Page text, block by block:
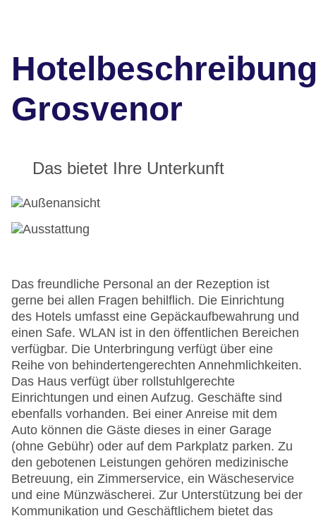
Grosvenor
Das bietet Ihre Unterkunft
Das freundliche Personal an der Rezeption ist
gerne bei allen Fragen behilflich. Die Einrichtung
des Hotels umfasst eine Gepäckaufbewahrung und
einen Safe. WLAN ist in den öffentlichen Bereichen
verfügbar. Die Unterbringung verfügt über eine
Reihe von behindertengerechten Annehmlichkeiten.
Das Haus verfügt über rollstuhlgerechte
Einrichtungen und einen Aufzug. Geschäfte sind
ebenfalls vorhanden. Bei einer Anreise mit dem
Auto können die Gäste dieses in einer Garage
(ohne Gebühr) oder auf dem Parkplatz parken. Zu
den gebotenen Leistungen gehören medizinische
Betreuung, ein Zimmerservice, ein Wäscheservice
und eine Münzwäscherei. Zur Unterstützung bei der
Kommunikation und Geschäftlichem bietet das